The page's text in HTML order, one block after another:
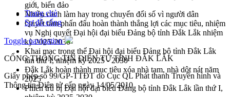
giới, biển đảo
Nhiều cách làm hay trong chuyển đổi số vì người dân
Quyết tâm phấn đấu hoàn thành thắng lợi các mục tiêu, nhiệm
vụ Nghị quyết Đại hội đại biểu Đảng bộ tỉnh Đắk Lắk nhiệm
kỳ 2025-2030
Khai mạc trọng thể Đại hội đại biểu Đảng bộ tỉnh Đắk Lắk
lần thứ I, nhiệm kỳ 2025 - 2030
Đắk Lắk hoàn thành mục tiêu xóa nhà tạm, nhà dột nát năm
2025
Phiên trù bị Đại hội đại biểu Đảng bộ tỉnh Đắk Lắk lần thứ I,
Trang chủ
Sơ đồ cổng
Toggle navigation
CỔNG THÔNG TIN ĐIỆN TỬ TỈNH ĐẮK LẮK
Giấy phép số 99/GP-TTĐT do Cục QL Phát thanh Truyền hình và
Thông tin Điện tử cấp ngày 14/05/2010